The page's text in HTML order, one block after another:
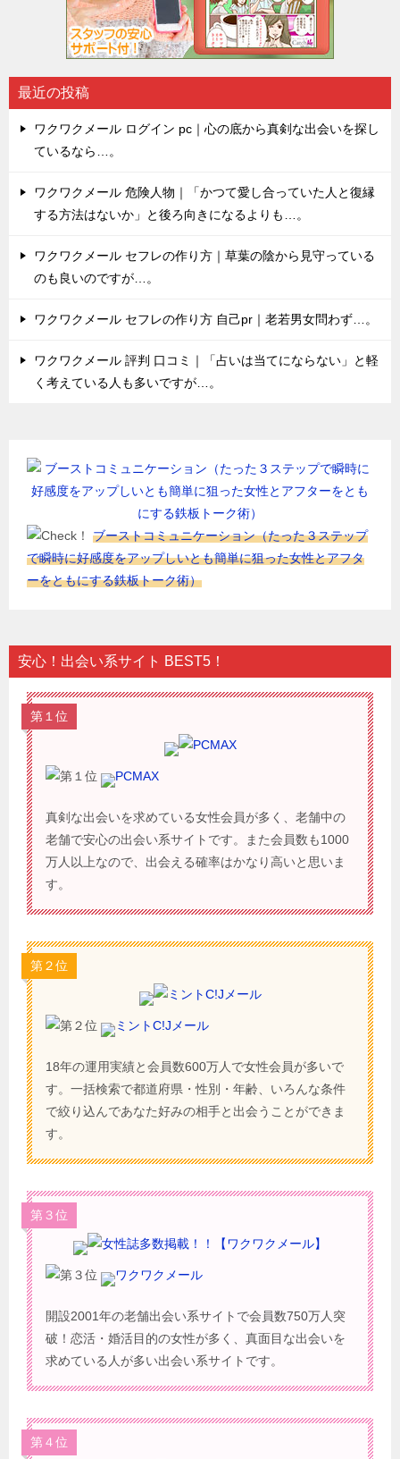
最近の投稿
ワクワクメール ログイン pc｜心の底から真剣な出会いを探し
ているなら…。
ワクワクメール 危険人物｜「かつて愛し合っていた人と復縁
する方法はないか」と後ろ向きになるよりも…。
ワクワクメール セフレの作り方｜草葉の陰から見守っている
のも良いのですが…。
ワクワクメール セフレの作り方 自己pr｜老若男女問わず…。
ワクワクメール 評判 口コミ｜「占いは当てにならない」と軽
く考えている人も多いですが…。
ブーストコミュニケーション（たった３ステップ
で瞬時に好感度をアップしいとも簡単に狙った女性とアフタ
ーをともにする鉄板トーク術）
安心！出会い系サイト BEST5！
第１位
PCMAX
真剣な出会いを求めている女性会員が多く、老舗中の
老舗で安心の出会い系サイトです。また会員数も1000
万人以上なので、出会える確率はかなり高いと思いま
す。
第２位
ミントC!Jメール
18年の運用実績と会員数600万人で女性会員が多いで
す。一括検索で都道府県・性別・年齢、いろんな条件
で絞り込んであなた好みの相手と出会うことができま
す。
第３位
ワクワクメール
開設2001年の老舗出会い系サイトで会員数750万人突
破！恋活・婚活目的の女性が多く、真面目な出会いを
求めている人が多い出会い系サイトです。
第４位